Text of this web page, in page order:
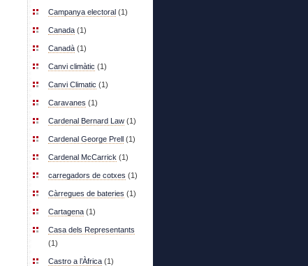
Campanya electoral (1)
Canada (1)
Canadà (1)
Canvi climàtic (1)
Canvi Climatic (1)
Caravanes (1)
Cardenal Bernard Law (1)
Cardenal George Prell (1)
Cardenal McCarrick (1)
carregadors de cotxes (1)
Càrregues de bateries (1)
Cartagena (1)
Casa dels Representants
(1)
Castro a l’Àfrica (1)